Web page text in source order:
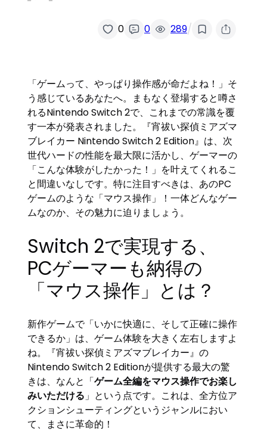
0 0 289/
「ゲームって、やっぱり操作感が命だよね！」そ
う感じているあなたへ。まもなく登場すると噂さ
れるNintendo Switch 2で、これまでの常識を覆
す一本が発表されました。『宵祓い探偵ミアズマ
ブレイカー Nintendo Switch 2 Edition』は、次
世代ハードの性能を最大限に活かし、ゲーマーの
「こんな体験がしたかった！」を叶えてくれるこ
と間違いなしです。特に注目すべきは、あのPC
ゲームのような「マウス操作」！一体どんなゲー
ムなのか、その魅力に迫りましょう。
Switch 2で実現する、
PCゲーマーも納得の
「マウス操作」とは？
新作ゲームで「いかに快適に、そして正確に操作
できるか」は、ゲーム体験を大きく左右しますよ
ね。『宵祓い探偵ミアズマブレイカー』の
Nintendo Switch 2 Editionが提供する最大の驚
きは、なんと「ゲーム全編をマウス操作でお楽し
みいただける 」という点です。これは、全方位ア
クションシューティングというジャンルにおい
て、まさに革命的！